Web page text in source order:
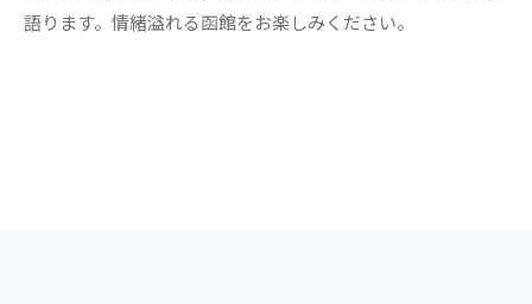
語ります。情緒溢れる函館をお楽しみください。